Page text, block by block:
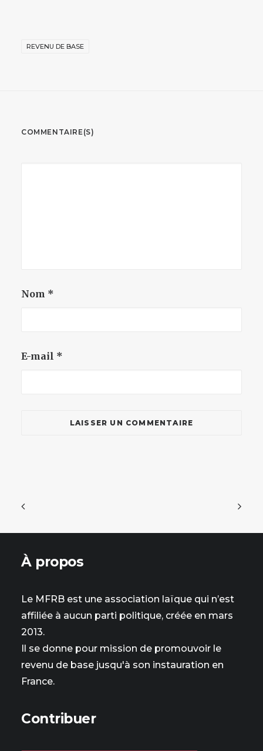
REVENU DE BASE
COMMENTAIRE(S)
Nom *
E-mail *
À propos
Le MFRB est une association laïque qui n’est
affiliée à aucun parti politique, créée en mars
2013.
Il se donne pour mission de promouvoir le
revenu de base jusqu'à son instauration en
France.
Contribuer